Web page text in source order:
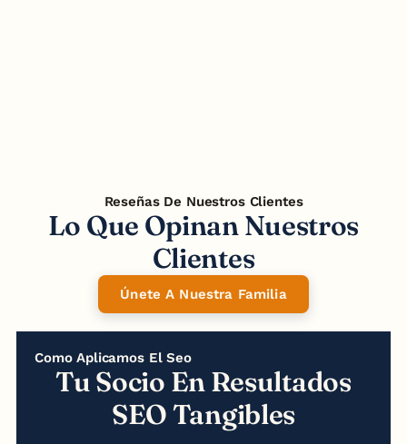
Reseñas De Nuestros Clientes
Lo Que Opinan Nuestros
Clientes
Únete A Nuestra Familia
Como Aplicamos El Seo
Tu Socio En Resultados
SEO Tangibles